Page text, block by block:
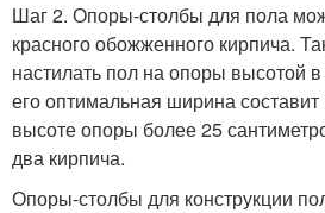
Шаг 2. Опоры-столбы для пола
красного обожженного кирпича.
настилать пол на опоры высотой
его оптимальная ширина
высоте опоры более 25
два кирпича.
Опоры-столбы для конструкции